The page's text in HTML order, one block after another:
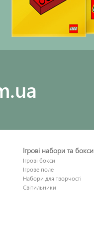
Ігрові набори та бокси
Ігрові бокси
Ігрове поле
Набори для творчості
Світильники